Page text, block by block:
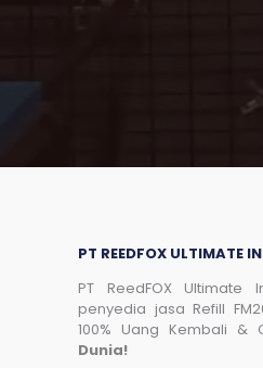
PT REEDFOX ULTIMATE
PT ReedFOX Ultimate
penyedia jasa Refill
100% Uang Kembali &
Dunia!